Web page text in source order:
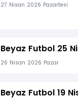
27 Nisan 2026 Pazartesi
Beyaz Futbol 25
26 Nisan 2026 Pazar
Beyaz Futbol 19